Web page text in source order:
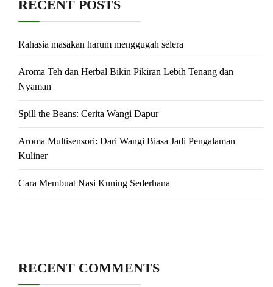
RECENT POSTS
Rahasia masakan harum menggugah selera
Aroma Teh dan Herbal Bikin Pikiran Lebih Tenang dan
Nyaman
Spill the Beans: Cerita Wangi Dapur
Aroma Multisensori: Dari Wangi Biasa Jadi Pengalaman
Kuliner
Cara Membuat Nasi Kuning Sederhana
RECENT COMMENTS